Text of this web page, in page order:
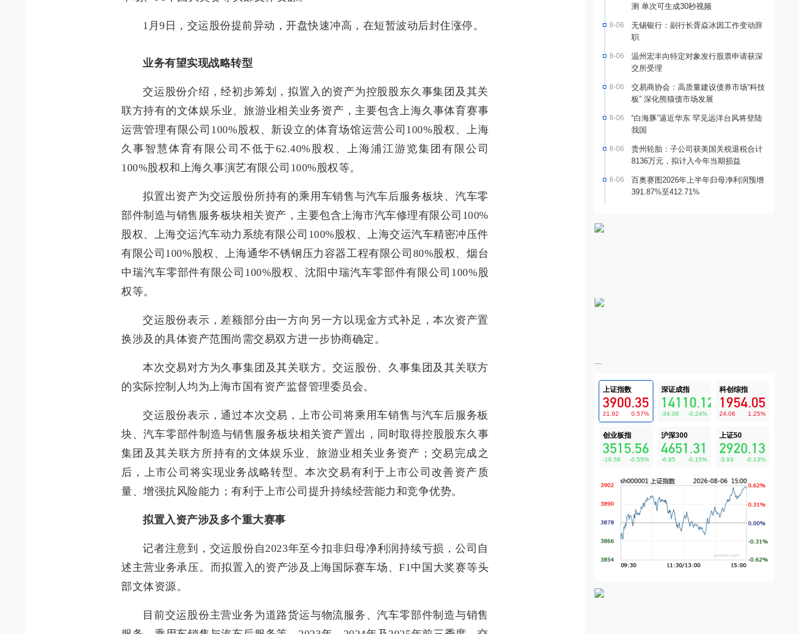
1月9日，交运股份提前异动，开盘快速冲高，在短暂波动后封住涨停。
业务有望实现战略转型
交运股份介绍，经初步筹划，拟置入的资产为控股股东久事集团及其关
联方持有的文体娱乐业、旅游业相关业务资产，主要包含上海久事体育赛事
运营管理有限公司100%股权、新设立的体育场馆运营公司100%股权、上海
久事智慧体育有限公司不低于62.40%股权、上海浦江游览集团有限公司
100%股权和上海久事演艺有限公司100%股权等。
拟置出资产为交运股份所持有的乘用车销售与汽车后服务板块、汽车零
部件制造与销售服务板块相关资产，主要包含上海市汽车修理有限公司100%
股权、上海交运汽车动力系统有限公司100%股权、上海交运汽车精密冲压件
有限公司100%股权、上海通华不锈钢压力容器工程有限公司80%股权、烟台
中瑞汽车零部件有限公司100%股权、沈阳中瑞汽车零部件有限公司100%股
权等。
交运股份表示，差额部分由一方向另一方以现金方式补足，本次资产置
换涉及的具体资产范围尚需交易双方进一步协商确定。
本次交易对方为久事集团及其关联方。交运股份、久事集团及其关联方
的实际控制人均为上海市国有资产监督管理委员会。
交运股份表示，通过本次交易，上市公司将乘用车销售与汽车后服务板
块、汽车零部件制造与销售服务板块相关资产置出，同时取得控股股东久事
集团及其关联方所持有的文体娱乐业、旅游业相关业务资产；交易完成之
后，上市公司将实现业务战略转型。本次交易有利于上市公司改善资产质
量、增强抗风险能力；有利于上市公司提升持续经营能力和竞争优势。
拟置入资产涉及多个重大赛事
记者注意到，交运股份自2023年至今扣非归母净利润持续亏损，公司自
述主营业务承压。而拟置入的资产涉及上海国际赛车场、F1中国大奖赛等头
部文体资源。
目前交运股份主营业务为道路货运与物流服务、汽车零部件制造与销售
测 单次可生成30秒视频
8-06
无锡银行：副行长胥焱冰因工作变动辞
职
8-06
温州宏丰向特定对象发行股票申请获深
交所受理
8-06
交易商协会：高质量建设债券市场“科技
板” 深化熊猫债市场发展
8-06
“白海豚”逼近华东 罕见远洋台风将登陆
我国
8-06
贵州轮胎：子公司获美国关税退税合计
8136万元，拟计入今年当期损益
8-06
百奥赛图2026年上半年归母净利润预增
391.87%至412.71%
上证指数
3900.35
21.92 0.57%
深证成指
14110.12
-34.08 -0.24%
科创综指
1954.05
24.06 1.25%
创业板指
3515.56
-19.58 -0.55%
沪深300
4651.31
-6.85 -0.15%
上证50
2920.13
-3.93 -0.13%